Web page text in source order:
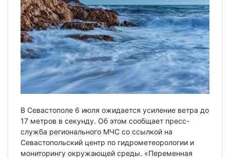
В Севастополе 6 июля ожидается усиление ветра до
17 метров в секунду. Об этом сообщает пресс-
служба регионального МЧС со ссылкой на
Севастопольский центр по гидрометеорологии и
мониторингу окружающей среды. «Переменная